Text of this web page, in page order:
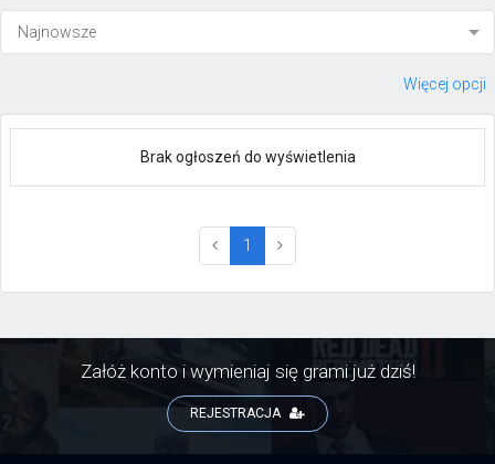
Więcej opcji
Brak ogłoszeń do wyświetlenia
1 (current)
Załóż konto i wymieniaj się grami już dziś!
REJESTRACJA